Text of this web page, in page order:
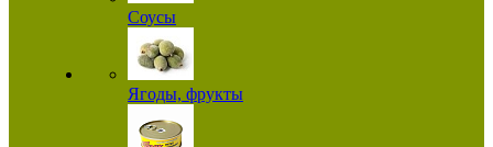
Соусы
Ягоды, фрукты